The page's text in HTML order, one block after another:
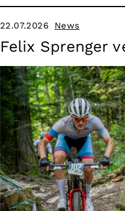
22.07.2026 News
Felix Sprenger